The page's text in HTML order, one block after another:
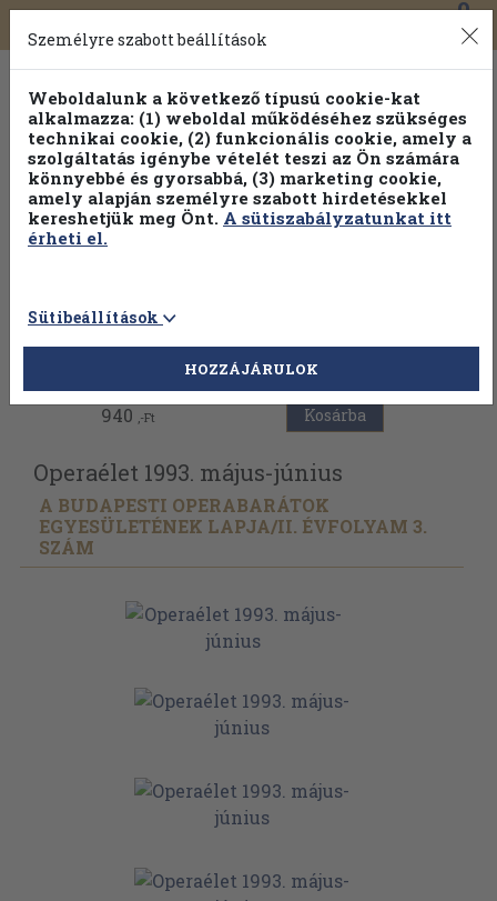
Toggle
navigation
0
Vissza az előző oldalra
940 ,-Ft Kosárba
Operaélet 1993. május-június
A BUDAPESTI OPERABARÁTOK
EGYESÜLETÉNEK LAPJA/II. ÉVFOLYAM 3.
SZÁM
Személyre szabott beállítások
Weboldalunk a következő típusú cookie-kat
alkalmazza: (1) weboldal működéséhez szükséges
technikai cookie, (2) funkcionális cookie, amely a
szolgáltatás igénybe vételét teszi az Ön számára
könnyebbé és gyorsabbá, (3) marketing cookie,
amely alapján személyre szabott hirdetésekkel
kereshetjük meg Önt. A sütiszabályzatunkat itt
érheti el.
Sütibeállítások
HOZZÁJÁRULOK